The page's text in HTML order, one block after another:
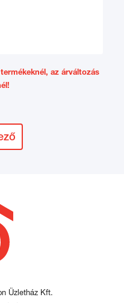
az árváltozás
Üzletház Kft.